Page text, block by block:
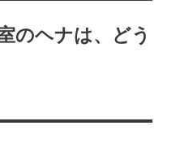
のヘナは、どう